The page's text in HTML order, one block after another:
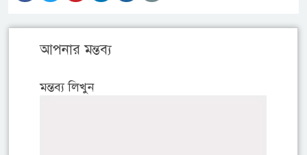
আপনার মন্তব্য
মন্তব্য লিখুন